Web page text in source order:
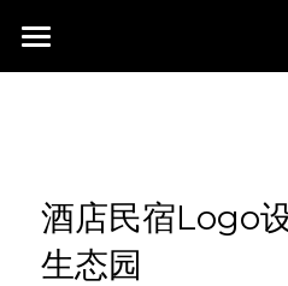
首页
荣膺奖项
联系我们
酒店民宿Logo
生态园